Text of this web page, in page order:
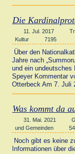
Die
11. Jul. 2017
Kultur
7195
Über den
Jahre nach
und ein undeutsches
Speyer Kommentar
Otterbeck Am 7. Juli
Was kommt da
31. Mai. 2021
und Gemeinden
Noch gibt es keine
Informationen über